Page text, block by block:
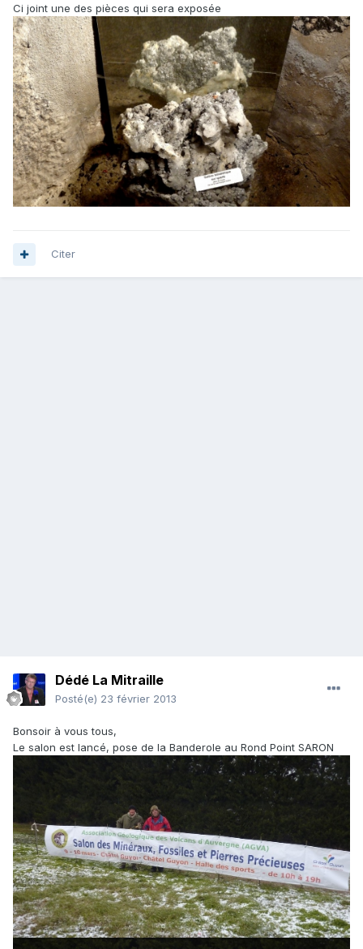
Ci joint une des pièces qui sera exposée
Citer
Dédé La Mitraille
Posté(e) 23 février 2013
Bonsoir à vous tous,
Le salon est lancé, pose de la Banderole au Rond Point SARON